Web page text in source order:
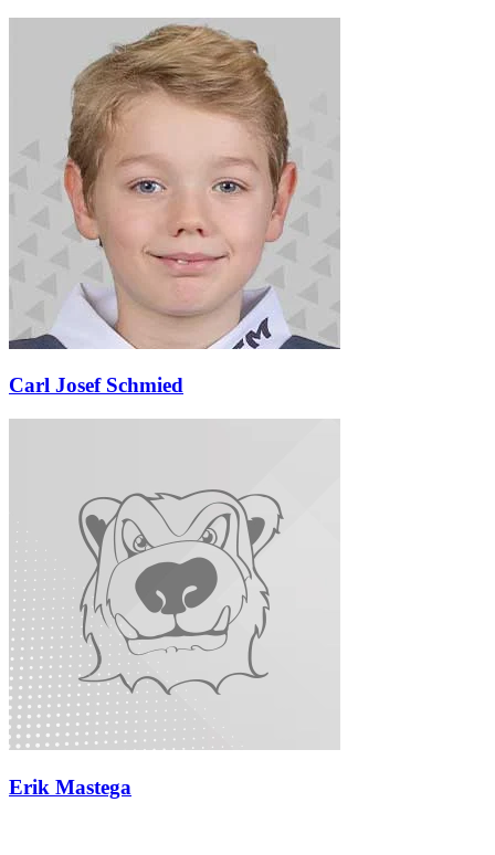
Carl Josef Schmied
Erik Mastega